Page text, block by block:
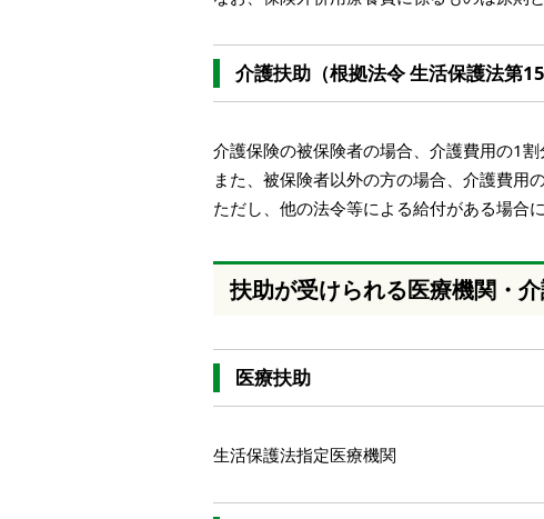
介護扶助（根拠法令 生活保護法第15
介護保険の被保険者の場合、介護費用の1割
また、被保険者以外の方の場合、介護費用
ただし、他の法令等による給付がある場合
扶助が受けられる医療機関・
医療扶助
生活保護法指定医療機関